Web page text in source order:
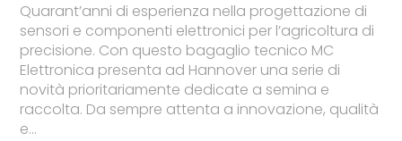
Quarant’anni di esperienza nella progettazione di
sensori e componenti elettronici per l’agricoltura di
precisione. Con questo bagaglio tecnico MC
Elettronica presenta ad Hannover una serie di
novità prioritariamente dedicate a semina e
raccolta. Da sempre attenta a innovazione, qualità
e...